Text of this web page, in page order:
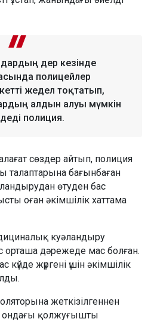
дер кезінде
полицейлер
жедел тоқтатып,
алдын алуы мүмкін
полиция.
сөздер айтып, полиция
талаптарына бағынбаған
өтуден бас
оған әкімшілік хаттама
куәландыру
дәрежеде мас болған.
жүргені үшін әкімшілік
жеткізілгеннен
ондағы қолжуғышты